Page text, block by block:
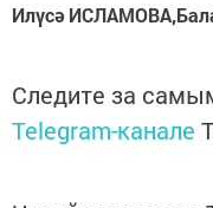
Илүсә
Следите за
Telegram-канале